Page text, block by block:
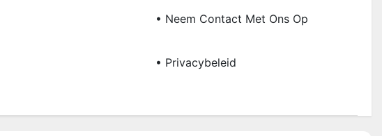
• Neem Contact Met Ons Op
• Privacybeleid